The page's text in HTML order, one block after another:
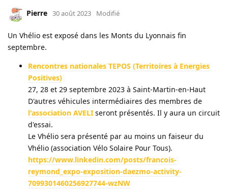
Pierre 30 août 2023 Modifié
Un Vhélio est exposé dans les Monts du Lyonnais fin
septembre.
Rencontres nationales TEPOS (Territoires à Energies
Positives)
27, 28 et 29 septembre 2023 à Saint-Martin-en-Haut
D'autres véhicules intermédiaires des membres de
l'association AVELI seront présentés. Il y aura un circuit
d'essai.
Le Vhélio sera présenté par au moins un faiseur du
Vhélio (association Vélo Solaire Pour Tous).
https://www.linkedin.com/posts/francois-
reymond_expo-exposition-daezmo-activity-
7099301460256927744-wzNW